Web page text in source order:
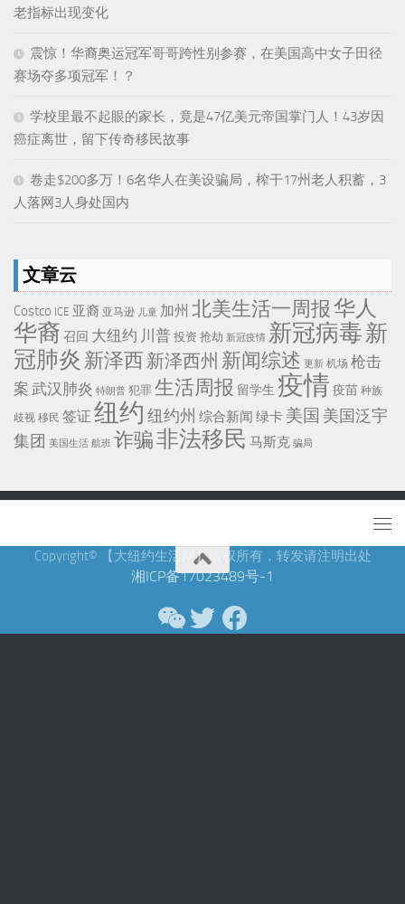
老指标出现变化
震惊！华裔奥运冠军哥哥跨性别参赛，在美国高中女子田径
赛场夺多项冠军！？
学校里最不起眼的家长，竟是47亿美元帝国掌门人！43岁因
癌症离世，留下传奇移民故事
卷走$200多万！6名华人在美设骗局，榨干17州老人积蓄，3
人落网3人身处国内
文章云
Costco ICE 亚裔 亚马逊 儿童 加州 北美生活一周报华人
华裔 召回 大纽约 川普 投资 抢劫 新冠疫情 新冠病毒新
冠肺炎 新泽西 新泽西州 新闻综述 更新 机场 枪击
案 武汉肺炎 特朗普 犯罪 生活周报 留学生 疫情 疫苗 种族
歧视 移民 签证 纽约 纽约州 综合新闻 绿卡 美国 美国泛宇
集团 美国生活 航班 诈骗非法移民 马斯克 骗局
Copyright© 【大纽约生活网】版权所有，转发请注明出处
湘ICP备17023489号-1